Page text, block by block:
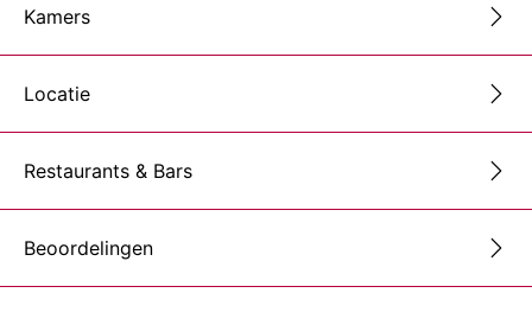
Kamers
Locatie
Restaurants & Bars
Beoordelingen